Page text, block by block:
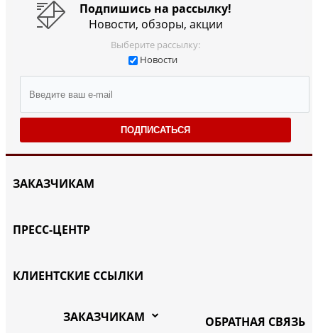
Подпишись на рассылку!
Новости, обзоры, акции
Выберите рассылку:
Новости
ПОДПИСАТЬСЯ
ЗАКАЗЧИКАМ
ПРЕСС-ЦЕНТР
КЛИЕНТСКИЕ ССЫЛКИ
ОБРАТНАЯ СВЯЗЬ
ЗАКАЗЧИКАМ